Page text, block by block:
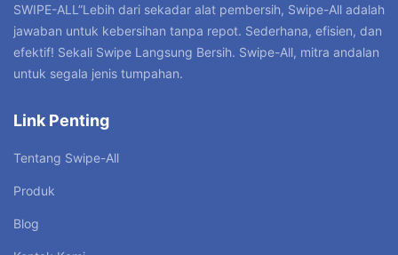
SWIPE-ALL”Lebih dari sekadar alat pembersih, Swipe-All adalah
jawaban untuk kebersihan tanpa repot. Sederhana, efisien, dan
efektif! Sekali Swipe Langsung Bersih. Swipe-All, mitra andalan
untuk segala jenis tumpahan.
Link Penting
Tentang Swipe-All
Produk
Blog